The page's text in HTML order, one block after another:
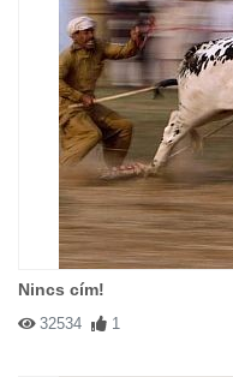
Nincs cím!
32534 1